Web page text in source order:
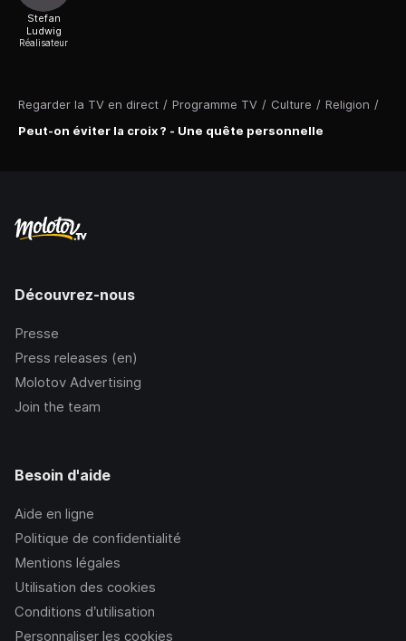
Regarder la TV en direct / Programme TV / Culture / Religion /
Peut-on éviter la croix ? - Une quête personnelle
Stefan
Ludwig
Réalisateur
Découvrez-nous
Presse
Press releases (en)
Molotov Advertising
Join the team
Besoin d'aide
Aide en ligne
Politique de confidentialité
Mentions légales
Utilisation des cookies
Conditions d’utilisation
Personnaliser les cookies